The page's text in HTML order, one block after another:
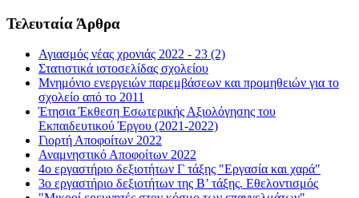
Τελευταία Άρθρα
Αγιασμός νέας χρονιάς 2022 - 23 (2)
Στατιστικά ιστοσελίδας σχολείου
Μνημόνιο ενεργειών παρεμβάσεων και προμηθειών για το
σχολείο από το 2011
Έτησια Έκθεση Εσωτερικής Αξιολόγησης του
Εκπαιδευτικού Έργου (2021-2022)
Γιορτή Αποφοίτων 2022
Αναμνηστικό Αποφοίτων 2022
4ο εργαστήριο δεξιοτήτων Γ τάξης "Εργασία και χαρά"
3ο εργαστήριο δεξιοτήτων της Β’ τάξης. Εθελοντισμός